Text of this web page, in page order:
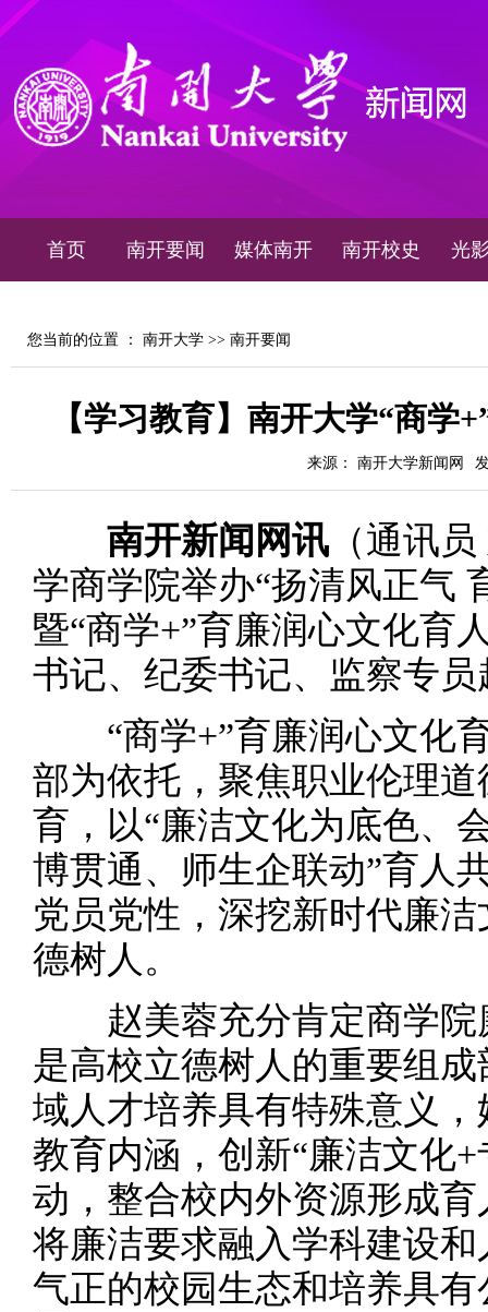
首页 南开要闻 媒体南开 南开校史 光
您当前的位置 ： 南开大学 >> 南开要闻
【学习教育】南开大学“商学
来源： 南开大学新闻网
南开新闻网讯 （通讯
学商学院举办“扬清风正气
暨“商学+”育廉润心文化育
书记、纪委书记、监察专
“商学+”育廉润心文化育
部为依托，聚焦职业伦理
育，以“廉洁文化为底色、
博贯通、师生企联动”育人
党员党性，深挖新时代廉
德树人。
赵美蓉充分肯定商学院
是高校立德树人的重要组
域人才培养具有特殊意义
教育内涵，创新“廉洁文化
动，整合校内外资源形成
将廉洁要求融入学科建设
气正的校园生态和培养具